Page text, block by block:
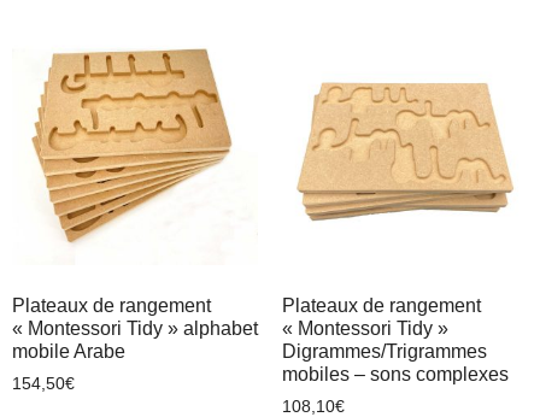
Plateaux de rangement
« Montessori Tidy » alphabet
mobile Arabe
154,50€
Plateaux de rangement
« Montessori Tidy »
Digrammes/Trigrammes
mobiles – sons complexes
108,10€